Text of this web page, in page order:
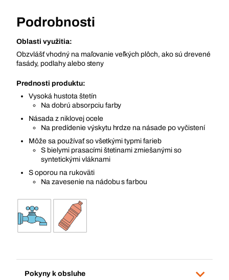
Podrobnosti
Oblasti využitia:
Obzvlášť vhodný na maľovanie veľkých plôch, ako sú drevené
fasády, podlahy alebo steny
Prednosti produktu:
Vysoká hustota štetín
Na dobrú absorpciu farby
Násada z niklovej ocele
Na predídenie výskytu hrdze na násade po vyčistení
Môže sa používať so všetkými typmi farieb
S bielymi prasacími štetinami zmiešanými so
syntetickými vláknami
S oporou na rukoväti
Na zavesenie na nádobu s farbou
Pokyny k obsluhe